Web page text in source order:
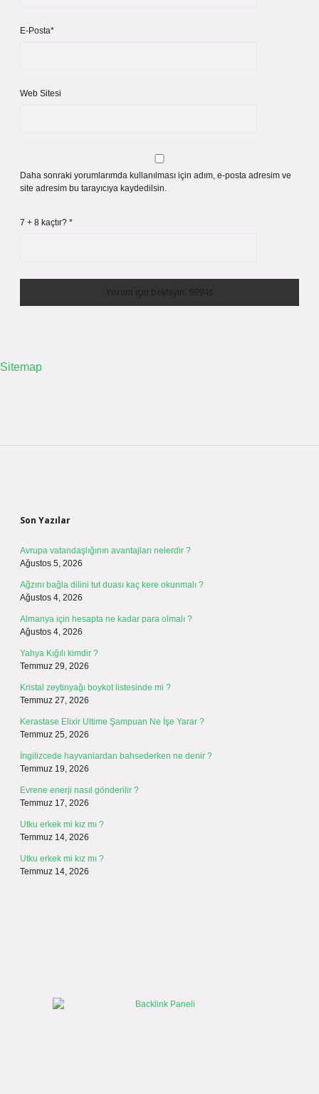
E-Posta*
Web Sitesi
Daha sonraki yorumlarımda kullanılması için adım, e-posta adresim ve
site adresim bu tarayıcıya kaydedilsin.
7 + 8 kaçtır? *
Sitemap
Son Yazılar
Avrupa vatandaşlığının avantajları nelerdir ?
Ağustos 5, 2026
Ağzını bağla dilini tut duası kaç kere okunmalı ?
Ağustos 4, 2026
Almanya için hesapta ne kadar para olmalı ?
Ağustos 4, 2026
Yahya Kığılı kimdir ?
Temmuz 29, 2026
Kristal zeytinyağı boykot listesinde mi ?
Temmuz 27, 2026
Kerastase Elixir Ultime Şampuan Ne İşe Yarar ?
Temmuz 25, 2026
İngilizcede hayvanlardan bahsederken ne denir ?
Temmuz 19, 2026
Evrene enerji nasıl gönderilir ?
Temmuz 17, 2026
Utku erkek mi kız mı ?
Temmuz 14, 2026
Utku erkek mi kız mı ?
Temmuz 14, 2026